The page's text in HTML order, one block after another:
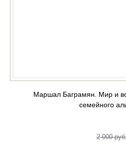
Маршал Баграмян. Мир и
семейного
2 000